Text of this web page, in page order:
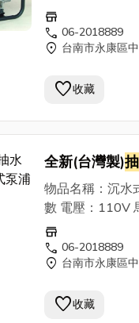
維修展售中心
吋)最大出量：
揚 程：27M出
27)/(GX-270)/
優點：可抽含有
拍賣的得標價.
store
call 06-2018889
location_on 台南市永康區
favorite收藏
全新(台灣製)
沉水式泵浦(抽
物品名稱：沉水
數 電壓：110V
高揚程：7M 最
70LPM/MIN 出
store
call 06-2018889
location_on 台南市永康區
favorite收藏